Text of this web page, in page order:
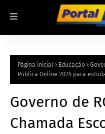
Página inicial Educação
Pública Online 2025 para
Governo de
Chamada